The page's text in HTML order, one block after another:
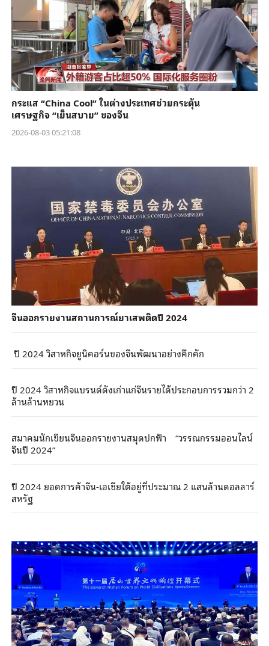
กระแส “China Cool” ในต่างประเทศช่วยกระตุ้น
เศรษฐกิจ “เย็นสบาย” ของจีน
2026-08-03 05:21:08
จีนออกรายงานสถานการณ์ยาเสพติดปี 2024
ปี 2024 วิสาหกิจยูนิคอร์นของจีนพัฒนาอย่างคึกคัก
ปี 2024 วิสาหกิจแบรนด์ดังเก่าแก่จีนรายได้ประกอบการรวมกว่า 2
ล้านล้านหยวน
สมาคมนักเขียนจีนออกรายงานสมุดปกฟ้า “วรรณกรรมออนไลน์
จีนปี 2024”
ปี 2024 ยอดการค้าจีน-เอเชียใต้อยู่ที่ประมาณ 2 แสนล้านดอลลาร์
สหรัฐ